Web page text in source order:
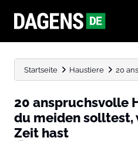
Startseite Haustiere 20
20 anspruchsvolle
du meiden solltest,
Zeit hast